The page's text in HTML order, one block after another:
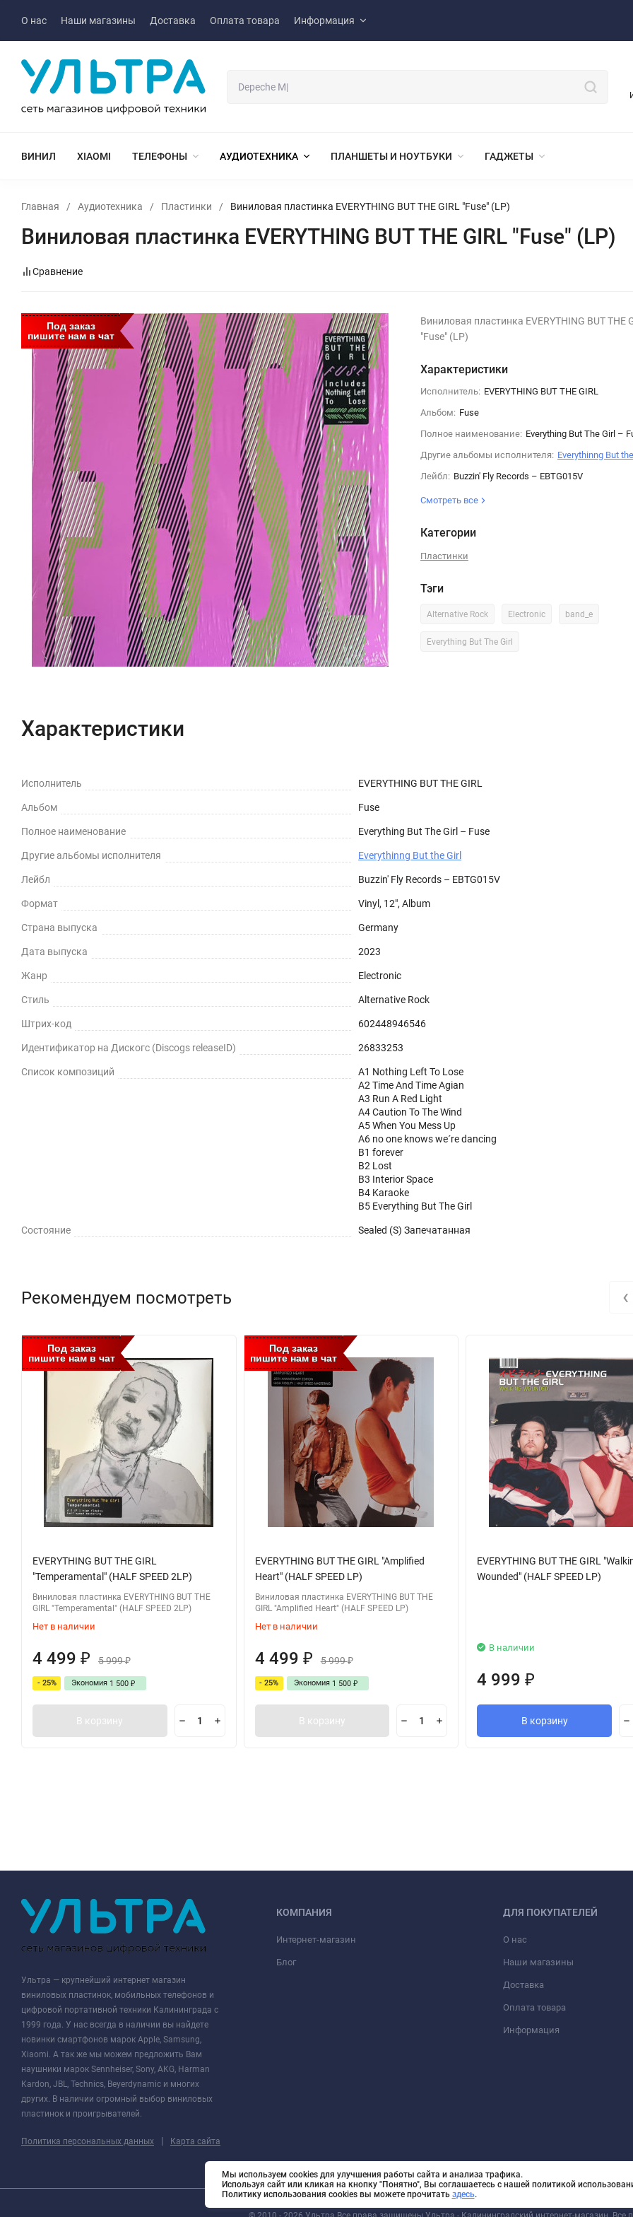
О нас Наши магазины Доставка Оплата товара Информация
ВИНИЛ XIAOMI ТЕЛЕФОНЫ АУДИОТЕХНИКА ПЛАНШЕТЫ И НОУТБУКИ ГАДЖЕТЫ
Главная / Аудиотехника / Пластинки / Виниловая пластинка EVERYTHING BUT THE GIRL "Fuse" (LP)
Виниловая пластинка EVERYTHING BUT THE GIRL "Fuse" (LP)
Сравнение
Под заказ
пишите нам в чат
Виниловая пластинка EVERYTHING BUT THE
"Fuse" (LP)
Характеристики
Исполнитель: EVERYTHING BUT THE GIRL
Альбом: Fuse
Полное наименование: Everything But The Girl –
Другие альбомы исполнителя: Everythinng But
Лейбл: Buzzin' Fly Records – EBTG015V
Смотреть все
Категории
Пластинки
Тэги
Alternative Rock Electronic band_e
Everything But The Girl
Характеристики
Исполнитель EVERYTHING BUT THE GIRL
Альбом Fuse
Полное наименование Everything But The Girl – Fuse
Другие альбомы исполнителя Everythinng But the Girl
Лейбл Buzzin' Fly Records – EBTG015V
Формат Vinyl, 12", Album
Страна выпуска Germany
Дата выпуска 2023
Жанр Electronic
Стиль Alternative Rock
Штрих-код 602448946546
Идентификатор на Дискогс (Discogs releaseID) 26833253
Список композиций
A1 Nothing Left To Lose
A2 Time And Time Agian
A3 Run A Red Light
A4 Caution To The Wind
A5 When You Mess Up
A6 no one knows we´re dancing
B1 forever
B2 Lost
B3 Interior Space
B4 Karaoke
B5 Everything But The Girl
Состояние Sealed (S) Запечатанная
Рекомендуем посмотреть
Под заказ
пишите нам в чат
EVERYTHING BUT THE GIRL
"Temperamental" (HALF SPEED 2LP)
Виниловая пластинка EVERYTHING BUT THE
GIRL "Temperamental" (HALF SPEED 2LP)
Нет в наличии
4 499 ₽ 5 999₽
- 25% Экономия 1 500 ₽
В корзину
Под заказ
пишите нам в чат
EVERYTHING BUT THE GIRL "Amplified
Heart" (HALF SPEED LP)
Виниловая пластинка EVERYTHING BUT THE
GIRL "Amplified Heart" (HALF SPEED LP)
Нет в наличии
4 499 ₽ 5 999₽
- 25% Экономия 1 500 ₽
В корзину
EVERYTHING BUT THE GIRL
Wounded" (HALF SPEED LP)
В наличии
4 999₽
В корзину
‹
Ультра — крупнейший интернет магазин
виниловых пластинок, мобильных телефонов и
цифровой портативной техники Калининграда с
1999 года. У нас всегда в наличии вы найдете
новинки смартфонов марок Apple, Samsung,
Xiaomi. А так же мы можем предложить Вам
наушники марок Sennheiser, Sony, AKG, Harman
Kardon, JBL, Technics, Beyerdynamic и многих
других. В наличии огромный выбор виниловых
пластинок и проигрывателей.
Политика персональных данных | Карта сайта
КОМПАНИЯ
Интернет-магазин
Блог
ДЛЯ ПОКУПАТЕЛЕЙ
О нас
Наши магазины
Доставка
Оплата товара
Информация
Мы используем cookies для улучшения работы сайта и анализа трафика.
Используя сайт или кликая на кнопку "Понятно", Вы соглашаетесь с нашей политикой
Политику использования cookies вы можете прочитать здесь.